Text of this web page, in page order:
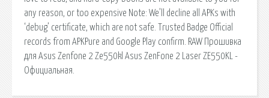
any reason, or too expensive Note: We’ll decline all APKs with
‘debug’ certificate, which are not safe. Trusted Badge Official
records from APKPure and Google Play confirm. RAW Прошивка
для Asus Zenfone 2 Ze550kl Asus ZenFone 2 Laser ZE550KL -
Официальная.